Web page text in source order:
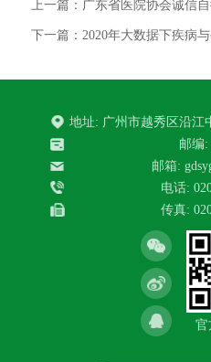
上一篇：广东省医院协会诚信
地址: 广州市越秀区沿江
邮编:
邮箱:
电话:
传真:
官